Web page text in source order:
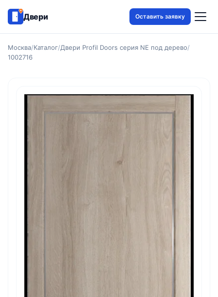
Двери Оставить заявку
Москва/Каталог/Двери Profil Doors серия NE под дерево/
1002716